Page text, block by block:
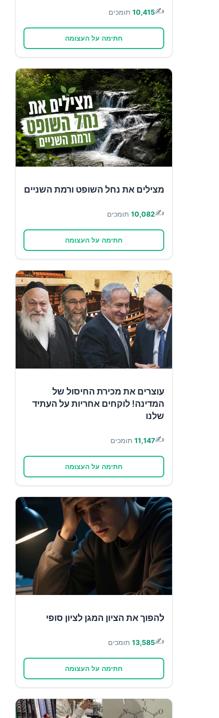
✍️
10,415 תומכים
חתימה על העצומה
מצילים את נחל השופט ורמת השניים
✍️
10,082 תומכים
חתימה על העצומה
עוצרים את מכירת החיסול של
המדינה! לוקחים אחריות על העתיד
שלנו
✍️
11,147 תומכים
חתימה על העצומה
להפוך את הציון המגן לציון סופי
✍️
13,585 תומכים
חתימה על העצומה